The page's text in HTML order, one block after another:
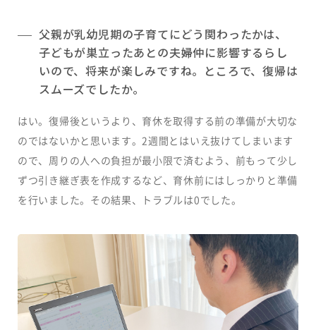
父親が乳幼児期の子育てにどう関わったかは、
子どもが巣立ったあとの夫婦仲に影響するらし
いので、将来が楽しみですね。ところで、復帰は
スムーズでしたか。
はい。復帰後というより、育休を取得する前の準備が大切な
のではないかと思います。2週間とはいえ抜けてしまいます
ので、周りの人への負担が最小限で済むよう、前もって少し
ずつ引き継ぎ表を作成するなど、育休前にはしっかりと準備
を行いました。その結果、トラブルは0でした。